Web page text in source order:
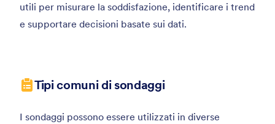
utili per misurare la soddisfazione, identificare i trend
e supportare decisioni basate sui dati.
Tipi comuni di sondaggi
I sondaggi possono essere utilizzati in diverse